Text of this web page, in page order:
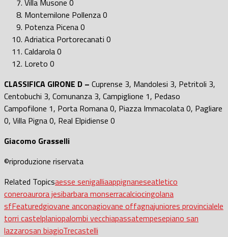
Villa Musone 0
Montemilone Pollenza 0
Potenza Picena 0
Adriatica Portorecanati 0
Caldarola 0
Loreto 0
CLASSIFICA GIRONE D – Cuprense 3, Mandolesi 3, Petritoli 3,
Centobuchi 3, Comunanza 3, Campiglione 1, Pedaso
Campofilone 1, Porta Romana 0, Piazza Immacolata 0, Pagliare
0, Villa Pigna 0, Real Elpidiense 0
Giacomo Grasselli
©riproduzione riservata
Related Topicsaesse senigalliaappignaneseatletico
coneroaurora jesibarbara monserracalciocingolana
sfFeaturedgiovane anconagiovane offagnajuniores provincialele
torri castelplaniopalombi vecchiapassatempesepiano san
lazzarosan biagioTrecastelli